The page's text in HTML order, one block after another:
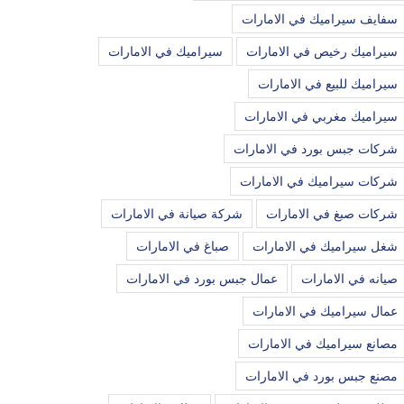
سفايف سيراميك في الامارات
سيراميك رخيص في الامارات سيراميك في الامارات
سيراميك للبيع في الامارات
سيراميك مغربي في الامارات
شركات جبس بورد في الامارات
شركات سيراميك في الامارات
شركات صبغ في الامارات شركة صيانة في الامارات
شغل سيراميك في الامارات صباغ في الامارات
صيانه في الامارات عمال جبس بورد في الامارات
عمال سيراميك في الامارات
مصانع سيراميك في الامارات
مصنع جبس بورد في الامارات